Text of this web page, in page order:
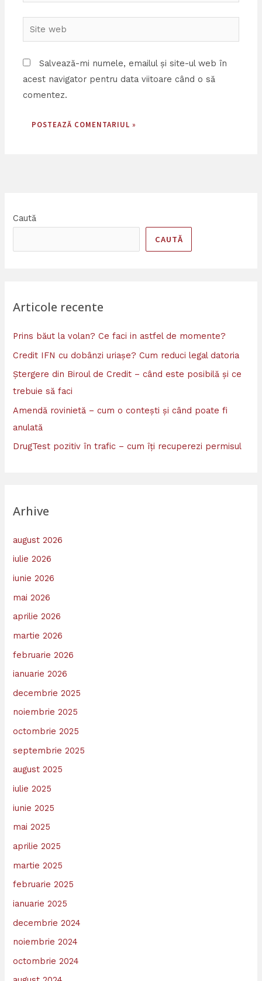
email*
Site
web
Salvează-mi numele, emailul și site-ul web în
acest navigator pentru data viitoare când o să
comentez.
Caută
CAUTĂ
Articole recente
Prins băut la volan? Ce faci in astfel de momente?
Credit IFN cu dobânzi uriașe? Cum reduci legal datoria
Ștergere din Biroul de Credit – când este posibilă și ce
trebuie să faci
Amendă rovinietă – cum o contești și când poate fi
anulată
DrugTest pozitiv în trafic – cum îți recuperezi permisul
Arhive
august 2026
iulie 2026
iunie 2026
mai 2026
aprilie 2026
martie 2026
februarie 2026
ianuarie 2026
decembrie 2025
noiembrie 2025
octombrie 2025
septembrie 2025
august 2025
iulie 2025
iunie 2025
mai 2025
aprilie 2025
martie 2025
februarie 2025
ianuarie 2025
decembrie 2024
noiembrie 2024
octombrie 2024